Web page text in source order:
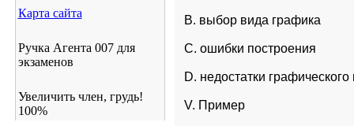
Карта сайта
Ручка Агента 007 для
экзаменов
Увеличить член, грудь!
100%
B. выбор вида графика
C. ошибки построения
D. недостатки
V. Пример